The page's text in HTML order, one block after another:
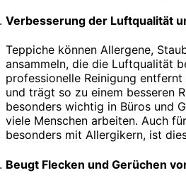
Verbesserung der Luftqualität
Teppiche können Allergene,
ansammeln, die die Luftqualität
professionelle Reinigung
und trägt so zu einem besseren
besonders wichtig in Büros und
viele Menschen arbeiten. Auch
besonders mit Allergikern, ist
Beugt Flecken und Gerüchen